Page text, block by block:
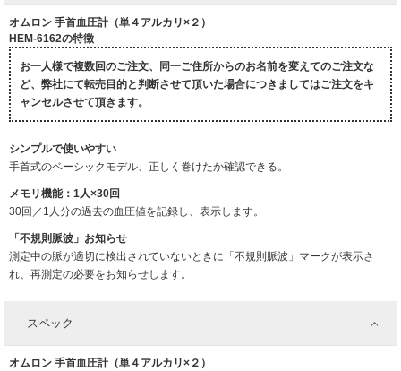
オムロン 手首血圧計（単４アルカリ×２）
HEM-6162の特徴
お一人様で複数回のご注文、同一ご住所からのお名前を変えてのご注文な
ど、弊社にて転売目的と判断させて頂いた場合につきましてはご注文をキ
ャンセルさせて頂きます。
シンプルで使いやすい
手首式のベーシックモデル、正しく巻けたか確認できる。
メモリ機能：1人×30回
30回／1人分の過去の血圧値を記録し、表示します。
「不規則脈波」お知らせ
測定中の脈が適切に検出されていないときに「不規則脈波」マークが表示さ
れ、再測定の必要をお知らせします。
スペック
オムロン 手首血圧計（単４アルカリ×２）